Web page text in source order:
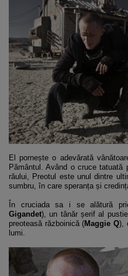
El pornește o adevărată
Pământul. Având o cruce
răului, Preotul este unul dintre
sumbru, în care speranța și
În cruciada sa i se alătură
Gigandet), un tânăr șerif al
preoteasă războinică (Maggie Q),
lumi.